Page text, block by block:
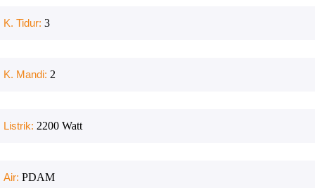
K. Tidur: 3
K. Mandi: 2
Listrik: 2200 Watt
Air: PDAM